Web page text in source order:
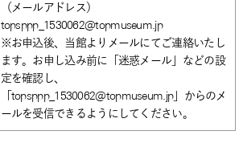
（メールアドレス）
topsppp_1530062@topmuseum.jp
※お申込後、当館よりメールにてご連絡いたし
ます。お申し込み前に「迷惑メール」などの設
定を確認し、
「topsppp_1530062@topmuseum.jp」からのメ
ールを受信できるようにしてください。